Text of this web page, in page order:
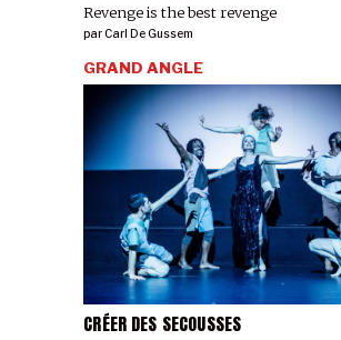
Revenge is the best revenge
parCarl De Gussem
CRÉER DES SECOUSSES
GRAND ANGLE